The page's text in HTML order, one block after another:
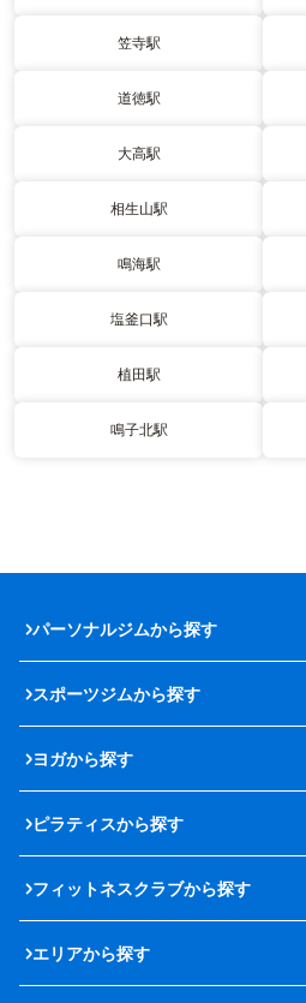
笠寺駅
道徳駅
大高駅
相生山駅
鳴海駅
塩釜口駅
植田駅
鳴子北駅
パーソナルジムから探す
スポーツジムから探す
ヨガから探す
ピラティスから探す
フィットネスクラブから探す
エリアから探す